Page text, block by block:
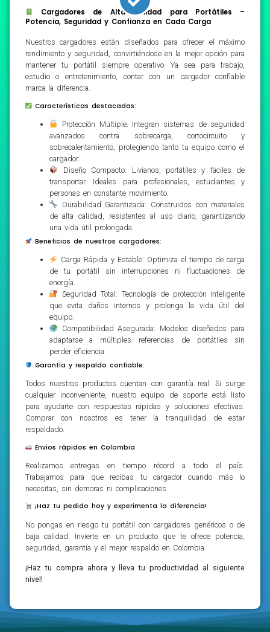
Cargadores de Alta Calidad para Portátiles –
Potencia, Seguridad y Confianza en Cada Carga
Nuestros cargadores están diseñados para ofrecer el máximo
rendimiento y seguridad, convirtiéndose en la mejor opción para
mantener tu portátil siempre operativo. Ya sea para trabajo,
estudio o entretenimiento, contar con un cargador confiable
marca la diferencia.
Características destacadas:
Protección Múltiple: Integran sistemas de seguridad
avanzados contra sobrecarga, cortocircuito y
sobrecalentamiento, protegiendo tanto tu equipo como el
cargador.
Diseño Compacto: Livianos, portátiles y fáciles de
transportar. Ideales para profesionales, estudiantes y
personas en constante movimiento.
Durabilidad Garantizada: Construidos con materiales
de alta calidad, resistentes al uso diario, garantizando
una vida útil prolongada.
Beneficios de nuestros cargadores:
Carga Rápida y Estable: Optimiza el tiempo de carga
de tu portátil sin interrupciones ni fluctuaciones de
energía.
Seguridad Total: Tecnología de protección inteligente
que evita daños internos y prolonga la vida útil del
equipo.
Compatibilidad Asegurada: Modelos diseñados para
adaptarse a múltiples referencias de portátiles sin
perder eficiencia.
Garantía y respaldo confiable:
Todos nuestros productos cuentan con garantía real. Si surge
cualquier inconveniente, nuestro equipo de soporte está listo
para ayudarte con respuestas rápidas y soluciones efectivas.
Comprar con nosotros es tener la tranquilidad de estar
respaldado.
Envíos rápidos en Colombia
Realizamos entregas en tiempo récord a todo el país.
Trabajamos para que recibas tu cargador cuando más lo
necesitas, sin demoras ni complicaciones.
¡Haz tu pedido hoy y experimenta la diferencia!
No pongas en riesgo tu portátil con cargadores genéricos o de
baja calidad. Invierte en un producto que te ofrece potencia,
seguridad, garantía y el mejor respaldo en Colombia.
¡Haz tu compra ahora y lleva tu productividad al siguiente
nivel!